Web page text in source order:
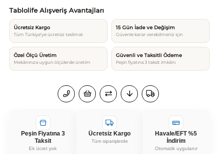
Tablolife Alışveriş Avantajları
Ücretsiz Kargo
Tüm Türkiye’ye ücretsiz teslimat
15 Gün İade ve Değişim
Güvenle karar verebilmeniz için
Özel Ölçü Üretim
Mekânınıza uygun ölçülerde üretim
Güvenli ve Taksitli Ödeme
Peşin fiyatına 3 taksit imkânı
Peşin Fiyatına 3
Taksit
Ek ücret yok
Ücretsiz Kargo
Tüm siparişlerde
Havale/EFT %5
İndirim
Otomatik uygulanır